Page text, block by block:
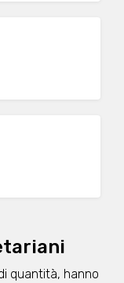
quantità, hanno